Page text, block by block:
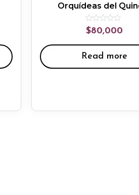
Orquídeas del
Rated
0
of
5
$80,000
Read more